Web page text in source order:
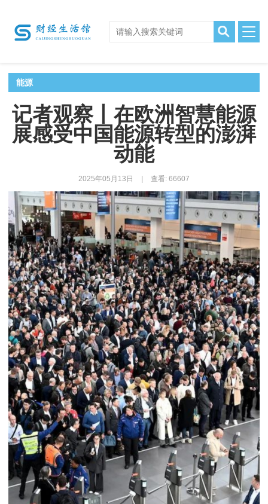
能源
记者观察丨在欧洲智慧能源
展感受中国能源转型的澎湃
动能
2025年05月13日 查看: 66607